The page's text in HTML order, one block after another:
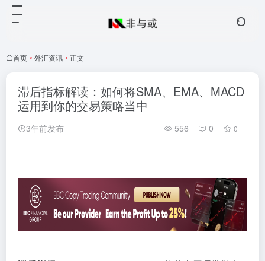
首页 • 外汇资讯 • 正文
滞后指标解读：如何将SMA、EMA、MACD
运用到你的交易策略当中
3年前发布 556 0 0